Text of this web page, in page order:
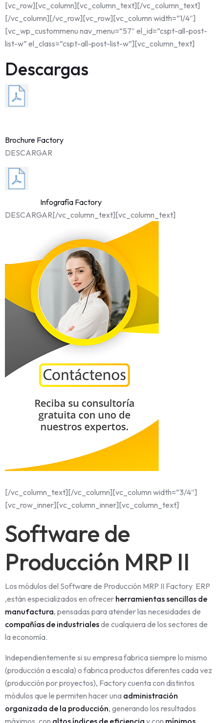
[vc_row][vc_column][vc_column_text][/vc_column_text]
[/vc_column][/vc_row][vc_row][vc_column width=”1/4″]
[vc_wp_custommenu nav_menu=”57″ el_id=”cspt-all-post-
list-w” el_class=”cspt-all-post-list-w”][vc_column_text]
Descargas
Brochure Factory
DESCARGAR
Infografía Factory
DESCARGAR[/vc_column_text][vc_column_text]
[/vc_column_text][/vc_column][vc_column width=”3/4″]
[vc_row_inner][vc_column_inner][vc_column_text]
Software de
Producción MRP II
Los módulos del Software de Producción MRP II Factory ERP
,están especializados en ofrecer herramientas sencillas de
manufactura, pensadas para atender las necesidades de
compañías de industrialesde cualquiera de los sectores de
la economía.
Independientemente si su empresa fabrica siempre lo mismo
(producción a escala) o fabrica productos diferentes cada vez
(producción por proyectos), Factory cuenta con distintos
módulos que le permiten hacer una administración
organizada de la producción, generando los resultados
máximos, con altos índices de eficiencia y con mínimos